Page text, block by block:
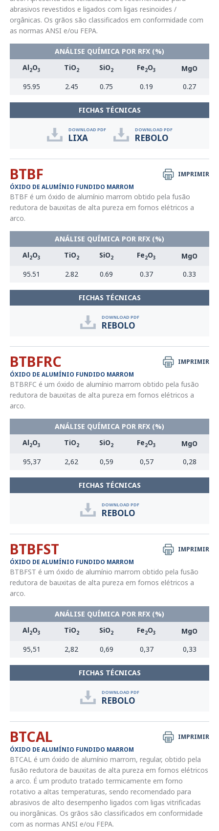
abrasivos revestidos e ligados com ligas resinoides /
orgânicas. Os grãos são classificados em conformidade com
as normas ANSI e/ou FEPA.
ANÁLISE QUÍMICA POR RFX (%)
Al2O3 TiO2 SiO2 Fe2O3
MgO
95.95
2.45 0.75 0.19 0.27
FICHAS TÉCNICAS
DOWNLOAD PDF
LIXA
DOWNLOAD PDF
REBOLO
IMPRIMIR
BTBF
ÓXIDO DE ALUMÍNIO FUNDIDO MARROM
BTBF é um óxido de alumínio marrom obtido pela fusão
redutora de bauxitas de alta pureza em fornos elétricos a
arco.
ANÁLISE QUÍMICA POR RFX (%)
Al2O3 TiO2 SiO2 Fe2O3
MgO
95.51
2.82 0.69 0.37 0.33
FICHAS TÉCNICAS
DOWNLOAD PDF
REBOLO
IMPRIMIR
BTBFRC
ÓXIDO DE ALUMÍNIO FUNDIDO MARROM
BTBRFC é um óxido de alumínio marrom obtido pela fusão
redutora de bauxitas de alta pureza em fornos elétricos a
arco.
ANÁLISE QUÍMICA POR RFX (%)
Al2O3 TiO2 SiO2 Fe2O3
MgO
95,37
2,62 0,59 0,57 0,28
FICHAS TÉCNICAS
DOWNLOAD PDF
REBOLO
IMPRIMIR
BTBFST
ÓXIDO DE ALUMÍNIO FUNDIDO MARROM
BTBFST é um óxido de alumínio marrom obtido pela fusão
redutora de bauxitas de alta pureza em fornos elétricos a
arco.
ANÁLISE QUÍMICA POR RFX (%)
Al2O3 TiO2 SiO2 Fe2O3
MgO
95,51
2,82 0,69 0,37 0,33
FICHAS TÉCNICAS
DOWNLOAD PDF
REBOLO
IMPRIMIR
BTCAL
ÓXIDO DE ALUMÍNIO FUNDIDO MARROM
BTCAL é um óxido de alumínio marrom, regular, obtido pela
fusão redutora de bauxitas de alta pureza em fornos elétricos
a arco. É um produto tratado termicamente em forno
rotativo a altas temperaturas, sendo recomendado para
abrasivos de alto desempenho ligados com ligas vitrificadas
ou inorgânicas. Os grãos são classificados em conformidade
com as normas ANSI e/ou FEPA.